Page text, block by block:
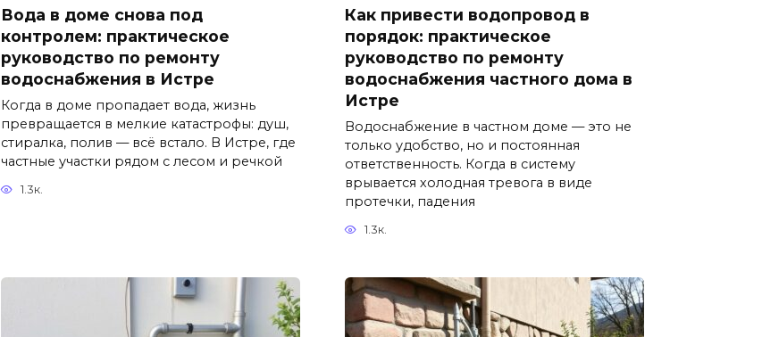
Вода в доме снова под
контролем: практическое
руководство по ремонту
водоснабжения в Истре
Когда в доме пропадает вода, жизнь
превращается в мелкие катастрофы: душ,
стиралка, полив — всё встало. В Истре, где
частные участки рядом с лесом и речкой
1.3к.
Как привести водопровод в
порядок: практическое
руководство по ремонту
водоснабжения частного дома в
Истре
Водоснабжение в частном доме — это не
только удобство, но и постоянная
ответственность. Когда в систему
врывается холодная тревога в виде
протечки, падения
1.3к.